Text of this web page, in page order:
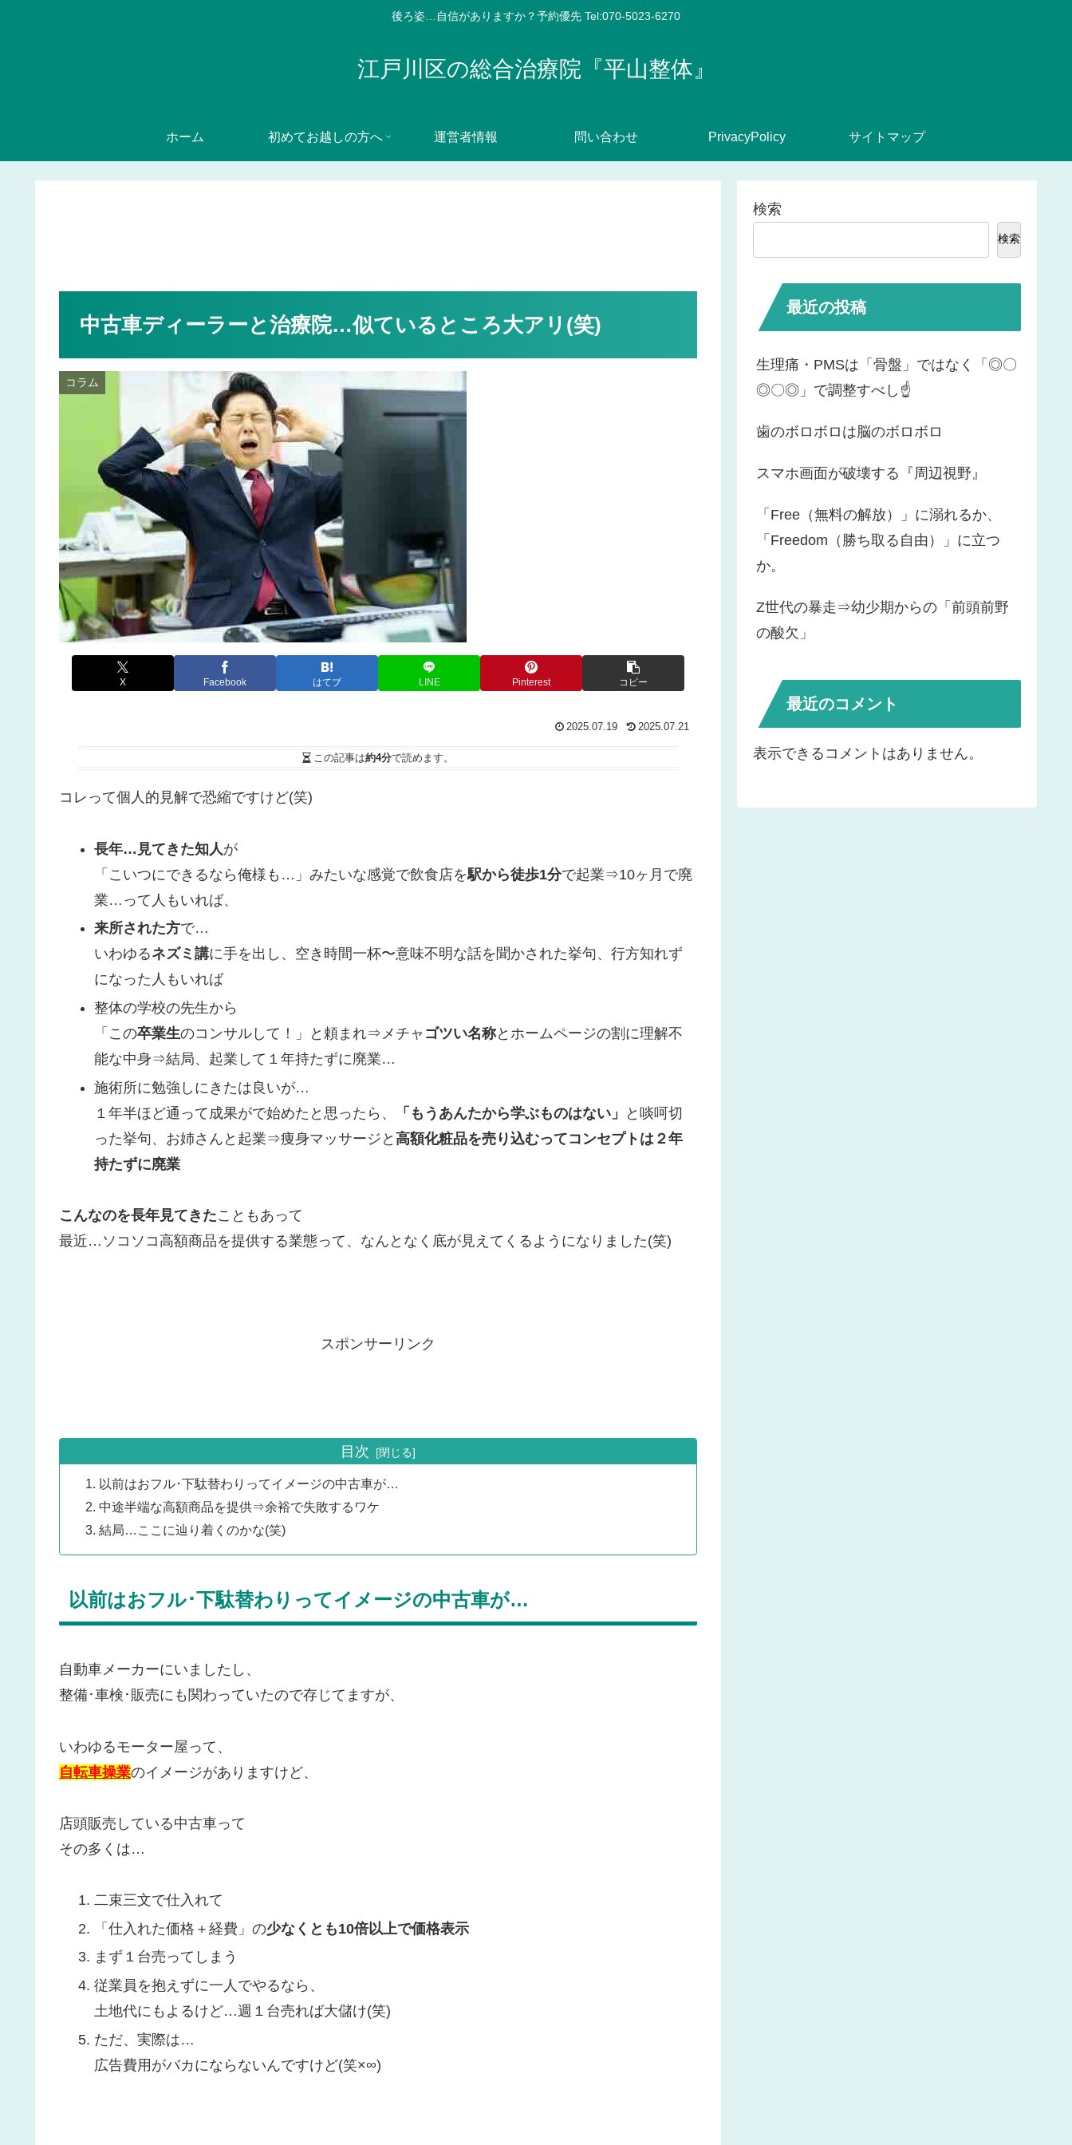
後ろ姿…自信がありますか？予約優先 Tel:070-5023-6270
江戸川区の総合治療院『平山整体』
ホーム 初めてお越しの方へ 運営者情報 問い合わせ PrivacyPolicy サイトマップ
中古車ディーラーと治療院…似ているところ大アリ(笑)
コラム
X Facebook はてブ LINE Pinterest コピー
2025.07.19 2025.07.21
この記事は約4分で読めます。
コレって個人的見解で恐縮ですけど(笑)
長年…見てきた知人が
「こいつにできるなら俺様も…」みたいな感覚で飲食店を駅から徒歩1分で起業⇒10ヶ月で廃
業…って人もいれば、
来所された方で…
いわゆるネズミ講に手を出し、空き時間一杯〜意味不明な話を聞かされた挙句、行方知れず
になった人もいれば
整体の学校の先生から
「この卒業生のコンサルして！」と頼まれ⇒メチャ ゴツい名称とホームページの割に理解不
能な中身⇒結局、起業して１年持たずに廃業…
施術所に勉強しにきたは良いが…
１年半ほど通って成果がで始めたと思ったら、
「もうあんたから学ぶものはない」
と啖呵切
った挙句、お姉さんと起業⇒痩身マッサージと 高額化粧品を売り込むってコンセプトは２年
持たずに廃業
こんなのを長年見てきたこともあって
最近…ソコソコ高額商品を提供する業態って、なんとなく底が見えてくるようになりました(笑)
スポンサーリンク
目次
以前はおフル･下駄替わりってイメージの中古車が…
中途半端な高額商品を提供⇒余裕で失敗するワケ
結局…ここに辿り着くのかな(笑)
以前はおフル･下駄替わりってイメージの中古車が…
自動車メーカーにいましたし、
整備･車検･販売にも関わっていたので存じてますが、
いわゆるモーター屋って、
自転車操業のイメージがありますけど、
店頭販売している中古車って
その多くは…
二束三文で仕入れて
「仕入れた価格＋経費」の少なくとも10倍以上で価格表示
まず１台売ってしまう
従業員を抱えずに一人でやるなら、
土地代にもよるけど…週１台売れば大儲け(笑)
ただ、実際は…
広告費用がバカにならないんですけど(笑×∞)
検索
検索
最近の投稿
生理痛・PMSは「骨盤」ではなく「◎〇
◎〇◎」で調整すべし☝️
歯のボロボロは脳のボロボロ
スマホ画面が破壊する『周辺視野』
「Free（無料の解放）」に溺れるか、
「Freedom（勝ち取る自由）」に立つ
か。
Z世代の暴走⇒幼少期からの「前頭前野
の酸欠」
最近のコメント
表示できるコメントはありません。